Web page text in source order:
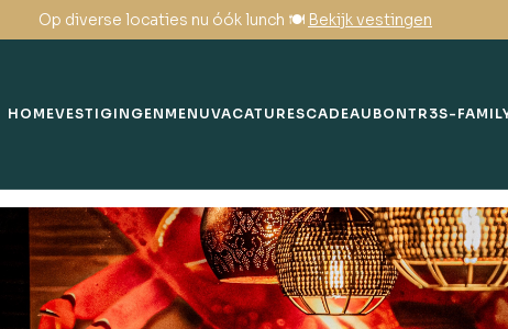
Op diverse locaties nu óók lunch 🍽️ Bekijk vestingen
HOMEVESTIGINGEN MENUVACATURESCADEAUBONTR3S-